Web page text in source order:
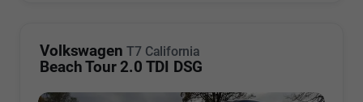
Volkswagen T7 California
Beach Tour 2.0 TDI DSG